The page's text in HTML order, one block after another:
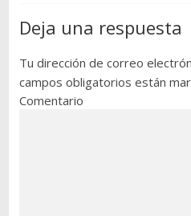
Deja una respuesta
Tu dirección de correo
campos obligatorios están
Comentario